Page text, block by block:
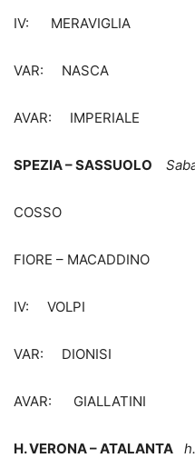
IV: MERAVIGLIA
VAR: NASCA
AVAR: IMPERIALE
SPEZIA – SASSUOLO
COSSO
FIORE – MACADDINO
IV: VOLPI
VAR: DIONISI
AVAR: GIALLATINI
H. VERONA – ATALANTA